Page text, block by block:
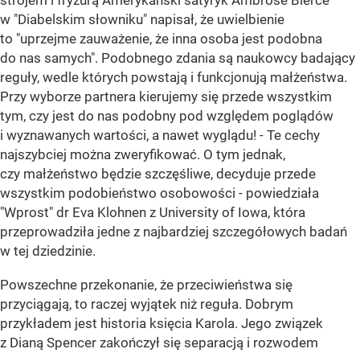
w "Diabelskim słowniku" napisał, że uwielbienie
to "uprzejme zauważenie, że inna osoba jest podobna
do nas samych". Podobnego zdania są naukowcy badający
reguły, wedle których powstają i funkcjonują małżeństwa.
Przy wyborze partnera kierujemy się przede wszystkim
tym, czy jest do nas podobny pod względem poglądów
i wyznawanych wartości, a nawet wyglądu! - Te cechy
najszybciej można zweryfikować. O tym jednak,
czy małżeństwo będzie szczęśliwe, decyduje przede
wszystkim podobieństwo osobowości - powiedziała
"Wprost" dr Eva Klohnen z University of Iowa, która
przeprowadziła jedne z najbardziej szczegółowych badań
w tej dziedzinie.
Powszechne przekonanie, że przeciwieństwa się
przyciągają, to raczej wyjątek niż reguła. Dobrym
przykładem jest historia księcia Karola. Jego związek
z Dianą Spencer zakończył się separacją i rozwodem